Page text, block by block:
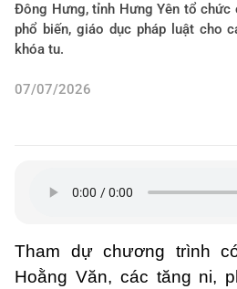
Đông Hưng, tỉnh Hưng Yên tổ chức
phổ biến, giáo dục pháp luật cho
khóa tu.
07/07/2026
Tham dự chương trình
Hoằng Văn, các tăng ni,